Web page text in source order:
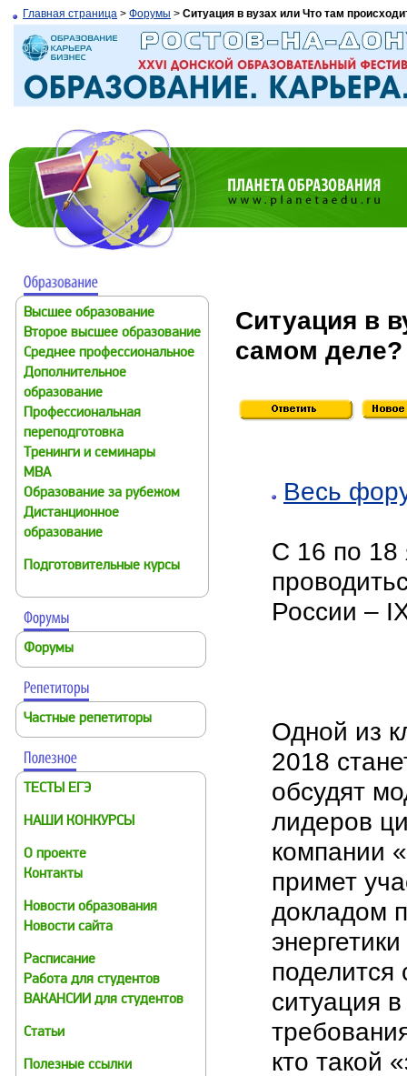
Главная страница > Форумы > Ситуация в вузах или Что там
Высшее образование
Второе высшее образование
Среднее профессиональное
Дополнительное
образование
Профессиональная
переподготовка
Тренинги и семинары
MBA
Образование за рубежом
Дистанционное
образование
Подготовительные курсы
Форумы
Частные репетиторы
ТЕСТЫ ЕГЭ
НАШИ КОНКУРСЫ
О проекте
Контакты
Новости образования
Новости сайта
Расписание
Работа для студентов
ВАКАНСИИ для студентов
Статьи
Полезные ссылки
Ситуация в
самом деле?
Весь
С 16 по 18
России –
Одной из
2018
обсудят
лидеров
компании
примет
докладом
поделится
ситуация
кто такой